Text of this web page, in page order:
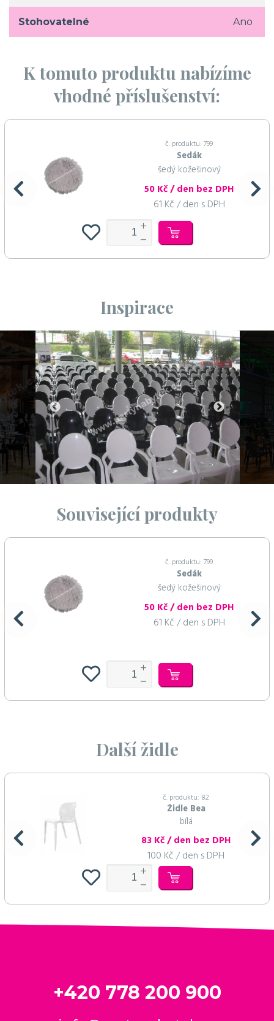
Stohovatelné Ano
K tomuto produktu nabízíme
vhodné příslušenství:
č. produktu: 799
Sedák
šedý kožešinový
50 Kč / den bez DPH
61 Kč / den s DPH
Inspirace
Související produkty
č. produktu: 799
Sedák
šedý kožešinový
50 Kč / den bez DPH
61 Kč / den s DPH
Další židle
č. produktu: 82
Židle Bea
bílá
83 Kč / den bez DPH
100 Kč / den s DPH
+420 778 200 900